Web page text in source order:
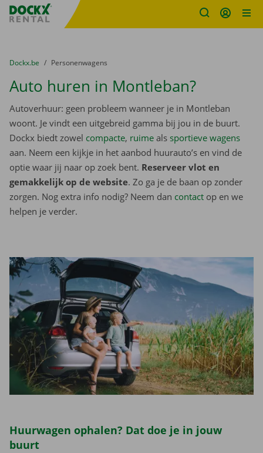
Fratello DEMO
U bevindt zich hier:
van
Dockx.be naar
Personenwagens
Auto huren in Montleban?
Autoverhuur: geen probleem wanneer je in Montleban
woont. Je vindt een uitgebreid gamma bij jou in de buurt.
Dockx biedt zowel compacte, ruime als sportieve wagens
aan. Neem een kijkje in het aanbod huurauto’s en vind de
optie waar jij naar op zoek bent. Reserveer vlot en
gemakkelijk op de website. Zo ga je de baan op zonder
zorgen. Nog extra info nodig? Neem dan contact op en we
helpen je verder.
Huurwagen ophalen? Dat doe je in jouw
buurt